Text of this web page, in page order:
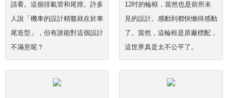
請看。這個排氣管和尾燈。許多
人說「機車的設計精髓就在於車
尾造型」，但有誰能對這個設計
不滿意呢？
12吋的輪框，當然也是前所未
見的設計。感動到都快懶得感動
了。當然，這輪框是原廠標配，
這世界真是太不公平了。